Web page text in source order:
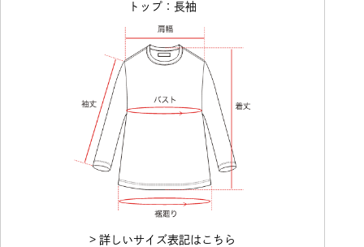
トップ：長袖
> 詳しいサイズ表記はこちら